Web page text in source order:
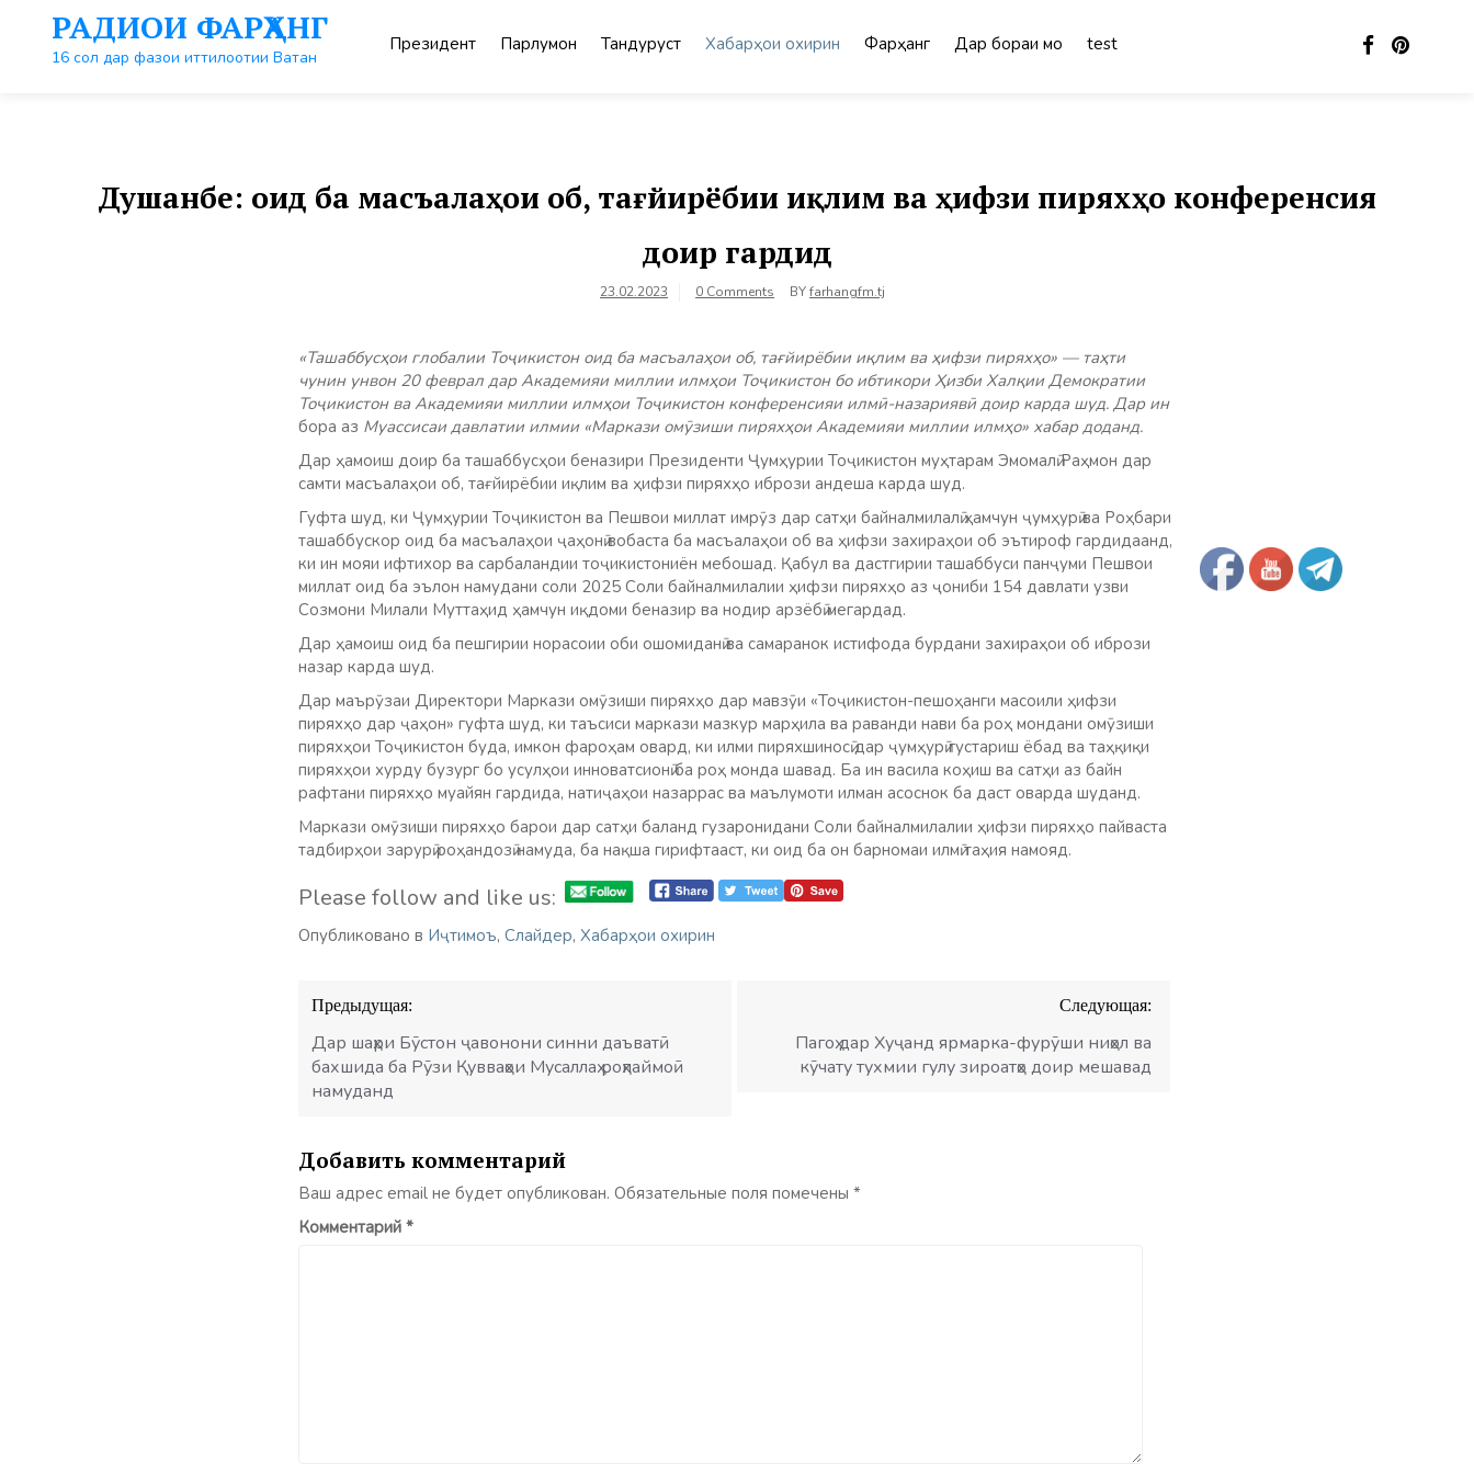
контенту
РАДИОИ ФАРҲАНГ
16 сол дар фазои иттилоотии Ватан
Президент Парлумон Тандурустӣ Хабарҳои охирин Фарҳанг Дар бораи мо test
Душанбе: оид ба масъалаҳои об, тағйирёбии иқлим ва ҳифзи пиряхҳо конференсия
доир гардид
23.02.2023 0 Comments BYfarhangfm.tj
«Ташаббусҳои глобалии Тоҷикистон оид ба масъалаҳои об, тағйирёбии иқлим ва ҳифзи пиряхҳо» — таҳти
чунин унвон 20 феврал дар Академияи миллии илмҳои Тоҷикистон бо ибтикори Ҳизби Халқии Демократии
Тоҷикистон ва Академияи миллии илмҳои Тоҷикистон конференсияи илмӣ-назариявӣ доир карда шуд. Дар ин
бора аз Муассисаи давлатии илмии «Маркази омӯзиши пиряхҳои Академияи миллии илмҳо» хабар доданд.
Дар ҳамоиш доир ба ташаббусҳои беназири Президенти Ҷумҳурии Тоҷикистон муҳтарам Эмомалӣ Раҳмон дар
самти масъалаҳои об, тағйирёбии иқлим ва ҳифзи пиряхҳо ибрози андеша карда шуд.
Гуфта шуд, ки Ҷумҳурии Тоҷикистон ва Пешвои миллат имрӯз дар сатҳи байналмилалӣ ҳамчун ҷумҳурӣ ва Роҳбари
ташаббускор оид ба масъалаҳои ҷаҳонӣ вобаста ба масъалаҳои об ва ҳифзи захираҳои об эътироф гардидаанд,
ки ин мояи ифтихор ва сарбаландии тоҷикистониён мебошад. Қабул ва дастгирии ташаббуси панҷуми Пешвои
миллат оид ба эълон намудани соли 2025 Соли байналмилалии ҳифзи пиряхҳо аз ҷониби 154 давлати узви
Созмони Милали Муттаҳид ҳамчун иқдоми беназир ва нодир арзёбӣ мегардад.
Дар ҳамоиш оид ба пешгирии норасоии оби ошомиданӣ ва самаранок истифода бурдани захираҳои об ибрози
назар карда шуд.
Дар маърӯзаи Директори Маркази омӯзиши пиряхҳо дар мавзӯи «Тоҷикистон-пешоҳанги масоили ҳифзи
пиряхҳо дар ҷаҳон» гуфта шуд, ки таъсиси маркази мазкур марҳила ва раванди нави ба роҳ мондани омӯзиши
пиряхҳои Тоҷикистон буда, имкон фароҳам овард, ки илми пиряхшиносӣ дар ҷумҳурӣ густариш ёбад ва таҳқиқи
пиряхҳои хурду бузург бо усулҳои инноватсионӣ ба роҳ монда шавад. Ба ин васила коҳиш ва сатҳи аз байн
рафтани пиряхҳо муайян гардида, натиҷаҳои назаррас ва маълумоти илман асоснок ба даст оварда шуданд.
Маркази омӯзиши пиряхҳо барои дар сатҳи баланд гузаронидани Соли байналмилалии ҳифзи пиряхҳо пайваста
тадбирҳои зарурӣ роҳандозӣ намуда, ба нақша гирифтааст, ки оид ба он барномаи илмӣ таҳия намояд.
Please follow and like us:
Опубликовано в Иҷтимоъ, Слайдер, Хабарҳои охирин
Навигация
по
записям
Предыдущая:
Дар шаҳри Бӯстон ҷавонони синни даъватӣ
бахшида ба Рӯзи Қувваҳои Мусаллаҳ роҳпаймоӣ
намуданд
Следующая:
Пагоҳ дар Хуҷанд ярмарка-фурӯши ниҳол ва
кӯчату тухмии гулу зироатҳо доир мешавад
Добавить комментарий
Ваш адрес email не будет опубликован. Обязательные поля помечены *
Комментарий *